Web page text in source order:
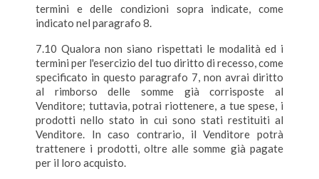
termini e delle condizioni sopra indicate, come
indicato nel paragrafo 8.
7.10 Qualora non siano rispettati le modalità ed i
termini per l'esercizio del tuo diritto di recesso, come
specificato in questo paragrafo 7, non avrai diritto
al rimborso delle somme già corrisposte al
Venditore; tuttavia, potrai riottenere, a tue spese, i
prodotti nello stato in cui sono stati restituiti al
Venditore. In caso contrario, il Venditore potrà
trattenere i prodotti, oltre alle somme già pagate
per il loro acquisto.